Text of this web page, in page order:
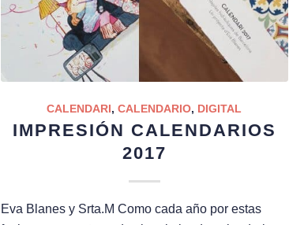
CALENDARI,CALENDARIO, DIGITAL
IMPRESIÓN CALENDARIOS
2017
Eva Blanes y Srta.M Como cada año por estas